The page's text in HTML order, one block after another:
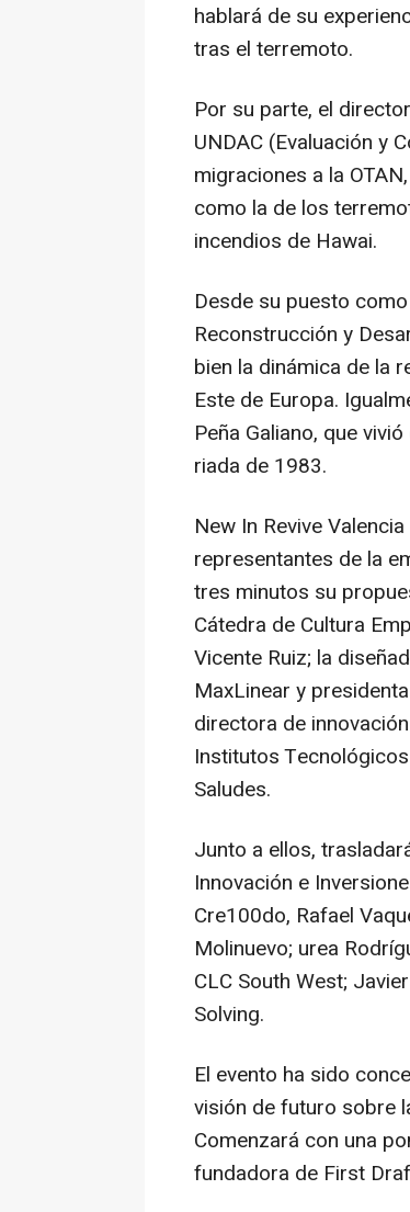
hablará de su
tras el terremoto.
Por su parte, el
UNDAC (Evaluación y
migraciones a la
como la de los
incendios de Hawai.
Desde su puesto
Reconstrucción y
bien la dinámica de la
Este de Europa.
Peña Galiano, que
riada de 1983.
New In Revive
representantes de la
tres minutos su
Cátedra de Cultura
Vicente Ruiz; la
MaxLinear y
directora de
Institutos
Saludes.
Junto a ellos,
Innovación e
Cre100do, Rafael
Molinuevo; urea
CLC South West;
Solving.
El evento ha sido
visión de futuro sobre
Comenzará con una
fundadora de First